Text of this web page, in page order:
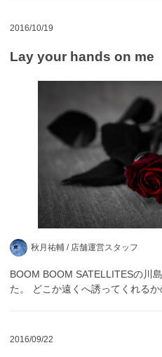
2016/10/19
Lay your hands on me
秋月祐輔 / 店舗運営スタッフ
BOOM BOOM SATELLITESの川
た。 どこか遠くへ誘ってくれるか
2016/09/22